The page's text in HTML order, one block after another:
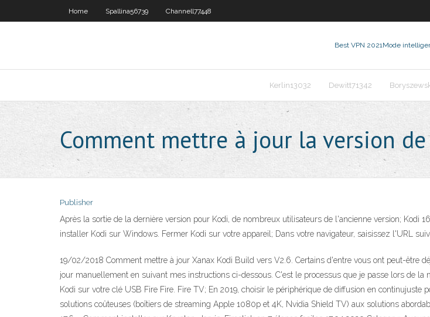
Home Spallina56739 Channell77448
Best VPN 2021Mode
Kerlin13032 Dewitt71342
Comment mettre à jour la version
Publisher
Après la sortie de la dernière version pour Kodi, de nombreux utilisateurs de l'ancienne version; Kodi
installer Kodi sur Windows. Fermer Kodi sur votre appareil; Dans votre navigateur, saisissez l'URL
19/02/2018 Comment mettre à jour Xanax Kodi Build vers V2.6. Certains d'entre vous ont peut-être
jour manuellement en suivant mes instructions ci-dessous. C'est le processus que je passe lors de
Kodi sur votre clé USB Fire Fire. Fire TV; En 2019, choisir le périphérique de diffusion en
solutions coûteuses (boîtiers de streaming Apple 1080p et 4K, Nvidia Shield TV) aux solutions